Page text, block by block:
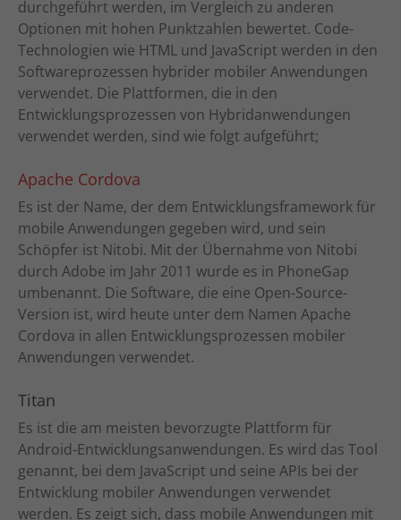
durchgeführt werden, im Vergleich zu anderen
Optionen mit hohen Punktzahlen bewertet. Code-
Technologien wie HTML und JavaScript werden in den
Softwareprozessen hybrider mobiler Anwendungen
verwendet. Die Plattformen, die in den
Entwicklungsprozessen von Hybridanwendungen
verwendet werden, sind wie folgt aufgeführt;
Apache Cordova
Es ist der Name, der dem Entwicklungsframework für
mobile Anwendungen gegeben wird, und sein
Schöpfer ist Nitobi. Mit der Übernahme von Nitobi
durch Adobe im Jahr 2011 wurde es in PhoneGap
umbenannt. Die Software, die eine Open-Source-
Version ist, wird heute unter dem Namen Apache
Cordova in allen Entwicklungsprozessen mobiler
Anwendungen verwendet.
Titan
Es ist die am meisten bevorzugte Plattform für
Android-Entwicklungsanwendungen. Es wird das Tool
genannt, bei dem JavaScript und seine APIs bei der
Entwicklung mobiler Anwendungen verwendet
werden. Es zeigt sich, dass mobile Anwendungen mit